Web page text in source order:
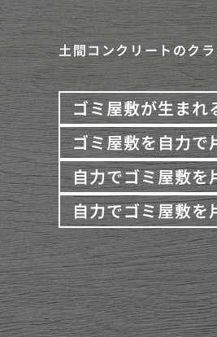
土間コンクリートのク
ゴミ屋敷が生まれ
ゴミ屋敷を自力で
自力でゴミ屋敷を
自力でゴミ屋敷を